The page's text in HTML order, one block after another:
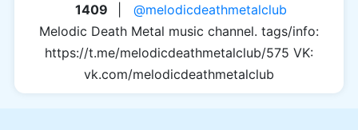
1409
@melodicdeathmetalclub
Melodic Death Metal music channel. tags/info:
https://t.me/melodicdeathmetalclub/575 VK:
vk.com/melodicdeathmetalclub